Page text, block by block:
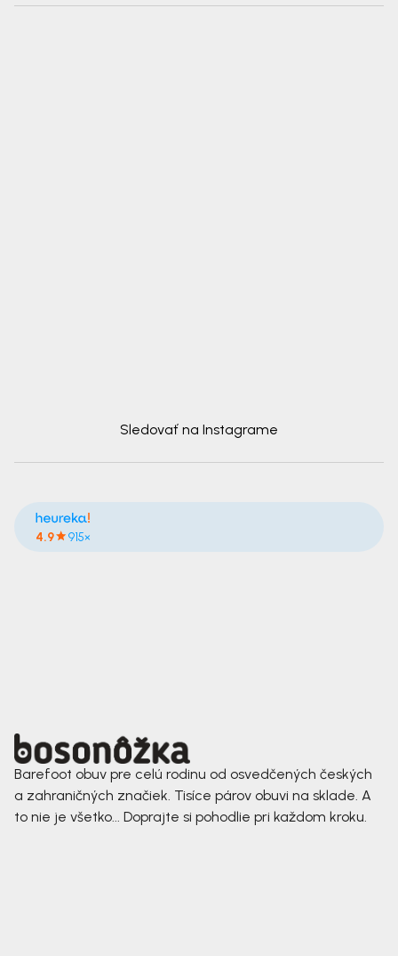
Sledovať na Instagrame
4.9 915×
Barefoot obuv pre celú rodinu od osvedčených českých
a zahraničných značiek. Tisíce párov obuvi na sklade. A
to nie je všetko... Doprajte si pohodlie pri každom kroku.